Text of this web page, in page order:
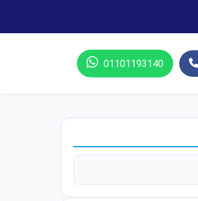
01101193140